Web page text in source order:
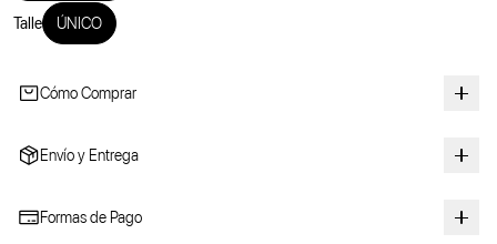
Talle ÚNICO
Cómo Comprar
Envío y Entrega
Formas de Pago